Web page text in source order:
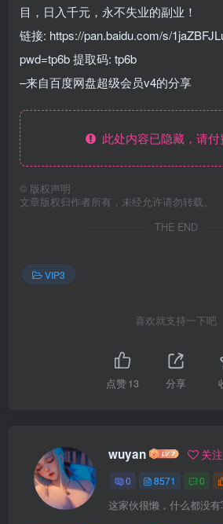
目，日入千元，永不失业的副业！
链接: https://pan.baidu.com/s/
pwd=tp6b 提取码: tp6b
–来自百度网盘超级会员v4的分享
此处内容已隐藏，请付
© 版权声明
文章版权归作者所有，未经允许请勿转载。
THE END
VIP3
喜欢就支持一下吧
点赞13 分享
wuyan 关注
0 8571 0
这家伙很懒，什么都没